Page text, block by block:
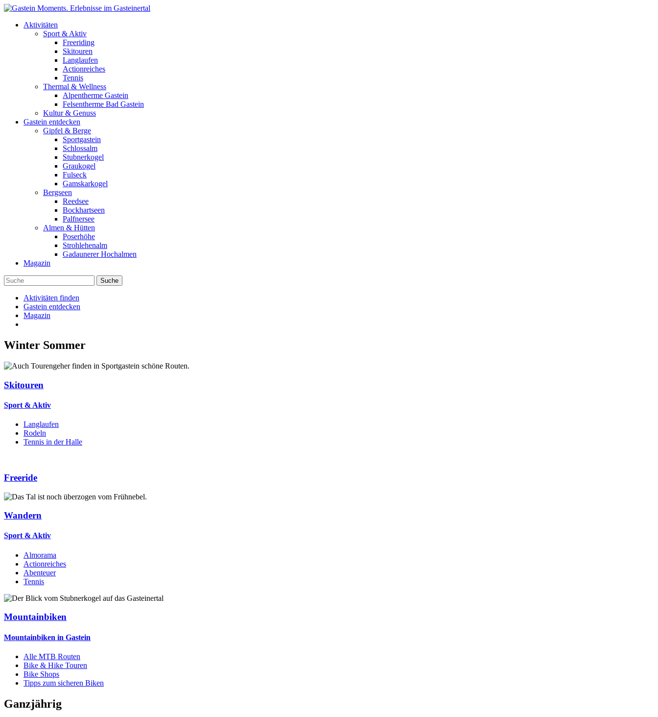
Direkt zum Inhalt
Aktivitäten
Sport & Aktiv
Freeriding
Skitouren
Langlaufen
Actionreiches
Tennis
Thermal & Wellness
Alpentherme Gastein
Felsentherme Bad Gastein
Kultur & Genuss
Gastein entdecken
Gipfel & Berge
Sportgastein
Schlossalm
Stubnerkogel
Graukogel
Fulseck
Gamskarkogel
Bergseen
Reedsee
Bockhartseen
Palfnersee
Almen & Hütten
Poserhöhe
Strohlehenalm
Gadaunerer Hochalmen
Magazin
Aktivitäten finden
Gastein entdecken
Magazin
Winter Sommer
Skitouren
Sport & Aktiv
Langlaufen
Rodeln
Tennis in der Halle
Freeride
Wandern
Sport & Aktiv
Almorama
Actionreiches
Abenteuer
Tennis
Mountainbiken
Mountainbiken in Gastein
Alle MTB Routen
Bike & Hike Touren
Bike Shops
Tipps zum sicheren Biken
Ganzjährig